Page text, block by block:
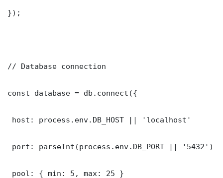
});
// Database connection
const database = db.connect({
host: process.env.DB_HOST || 'localhost'
port: parseInt(process.env.DB_PORT || '5432')
pool: { min: 5, max: 25 }